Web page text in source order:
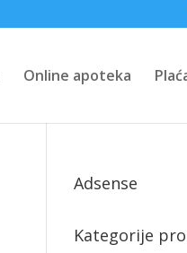
Online apoteka
Adsense
Kategorije